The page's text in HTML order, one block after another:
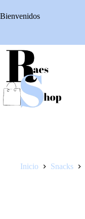
al
Bienvenidos
Inicio Snacks